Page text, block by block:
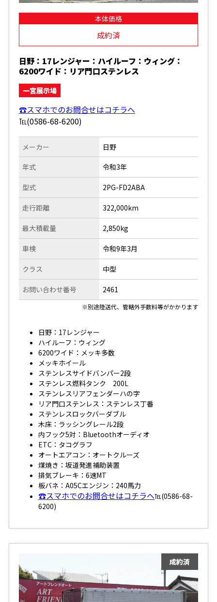
本体価格
成約済
日野：17レンジャー：ハイルーフ：ウィング：
6200ワイド：リア門口ステンレス
一宮展示場
☎スマホでのお問合せはコチラへ
℡(0586-68-6200)
メーカー
年式
型式
走行距離
日野
令和3年
2PG-FD2ABA
322,000km
最大積載量
車検
クラス
お問い合わせ番号
2,850kg
令和9年3月
中型
2461
※別途陸送代、管轄外手数料等がかかります
日野：17レンジャー
ハイルーフ：ウィング
6200ワイド：メッキ多数
メッキホイール
ステンレスサイドバンパー2段
ステンレス燃料タンク 200L
ステンレスリアフェンダーハの字
リア門口ステンレス：ステンレス丁番
ステンレスロックバーダブル
木床：ラッシングレール2段
内フック5対：Bluetoothオーディオ
ETC：タコグラフ
オートエアコン：オートクルーズ
煤焼き：坂道発進補助装置
排気ブレーキ：6速MT
板バネ：A05Cエンジン：240馬力
☎スマホでのお問合せはコチラへ℡(0586-68-
6200)